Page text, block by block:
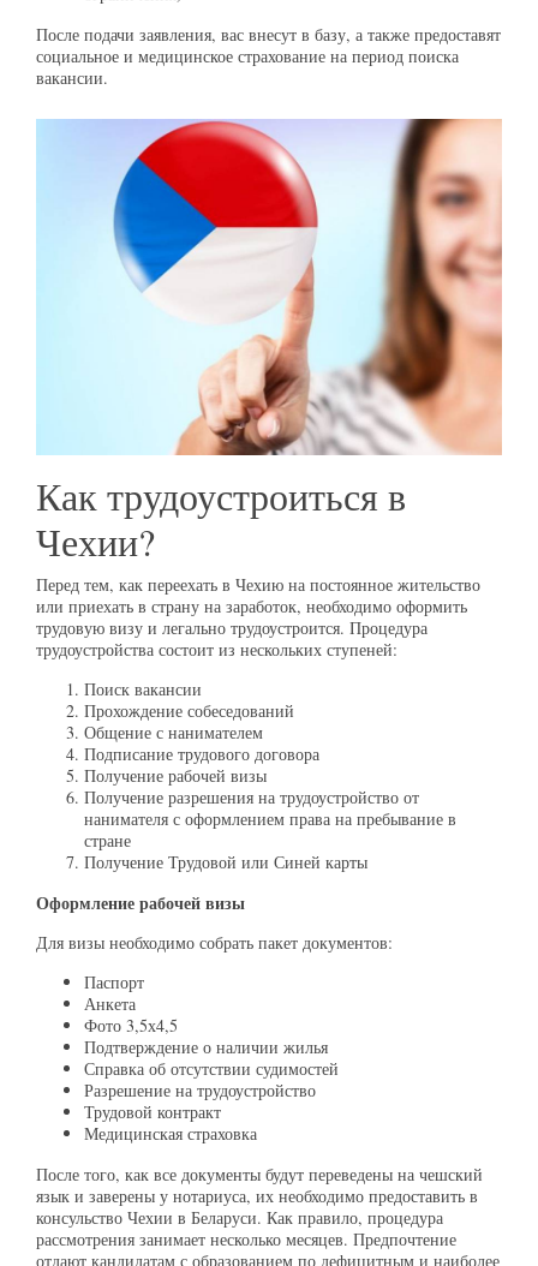
После подачи заявления, вас внесут в базу, а также предоставят
социальное и медицинское страхование на период поиска
вакансии.
Как трудоустроиться в
Чехии?
Перед тем, как переехать в Чехию на постоянное жительство
или приехать в страну на заработок, необходимо оформить
трудовую визу и легально трудоустроится. Процедура
трудоустройства состоит из нескольких ступеней:
Поиск вакансии
Прохождение собеседований
Общение с нанимателем
Подписание трудового договора
Получение рабочей визы
Получение разрешения на трудоустройство от
нанимателя с оформлением права на пребывание в
стране
Получение Трудовой или Синей карты
Оформление рабочей визы
Для визы необходимо собрать пакет документов:
Паспорт
Анкета
Фото 3,5х4,5
Подтверждение о наличии жилья
Справка об отсутствии судимостей
Разрешение на трудоустройство
Трудовой контракт
Медицинская страховка
После того, как все документы будут переведены на чешский
язык и заверены у нотариуса, их необходимо предоставить в
консульство Чехии в Беларуси. Как правило, процедура
рассмотрения занимает несколько месяцев. Предпочтение
отдают кандидатам с образованием по дефицитным и наиболее